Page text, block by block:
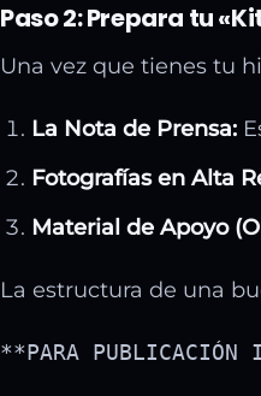
Paso 2: Prepara tu
Una vez que tienes tu
La Nota de Prensa:
Fotografías en Alta
Material de Apoyo
La estructura de una
**PARA PUBLICACIÓN